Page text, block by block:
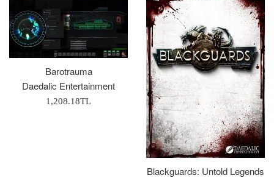
Barotrauma
Daedalic Entertainment
Normal
1,208.18TL
Blackguards: Untold Legends